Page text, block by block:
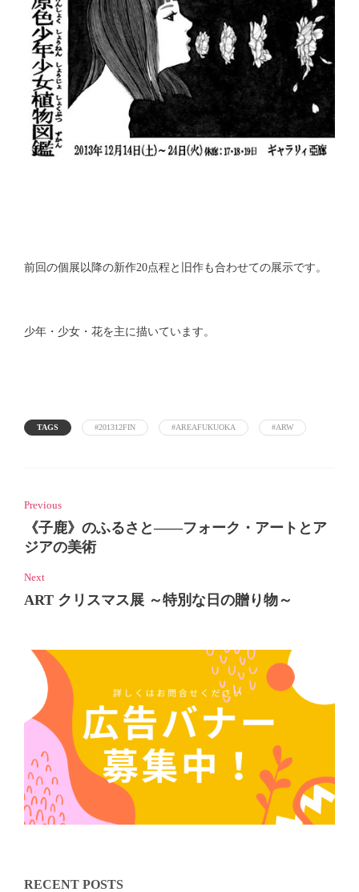
前回の個展以降の新作20点程と旧作も合わせての展示です。
少年・少女・花を主に描いています。
TAGS #201312FIN #AREAFUKUOKA #ARW
Previous
《子鹿》のふるさと――フォーク・アートとア
ジアの美術
Next
ART クリスマス展 ～特別な日の贈り物～
RECENT POSTS